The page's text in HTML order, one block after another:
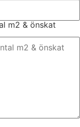
m2 & önskat